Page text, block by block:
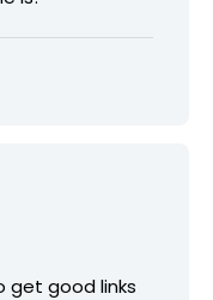
get good links